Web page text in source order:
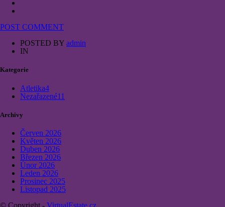
POST COMMENT
POSTED BY admin
IN
Kategorie
Atletika4
Nezařazené11
Archivy
Červen 2026
Květen 2026
Duben 2026
Březen 2026
Únor 2026
Leden 2026
Prosinec 2025
Listopad 2025
© Copyright - VirtualEstate.cz